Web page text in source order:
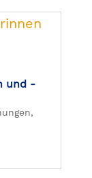
und -
,